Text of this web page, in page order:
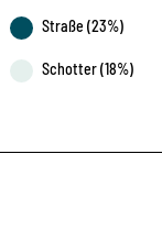
Straße (23%)
Schotter (18%)